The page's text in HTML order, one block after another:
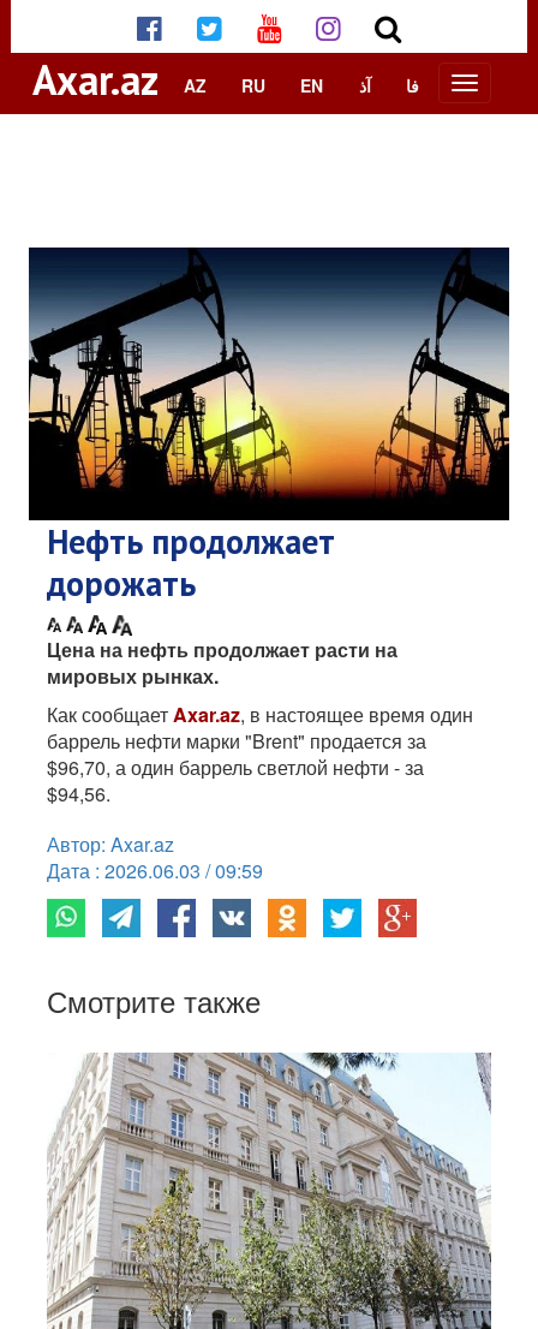
Axar.az AZ RU EN آذ فا
Нефть продолжает
дорожать
Цена на нефть продолжает расти на
мировых рынках.
Как сообщаетAxar.az, в настоящее время один
баррель нефти марки "Brent" продается за
$96,70, а один баррель светлой нефти - за
$94,56.
Автор: Axar.az
Дата : 2026.06.03 / 09:59
Смотрите также